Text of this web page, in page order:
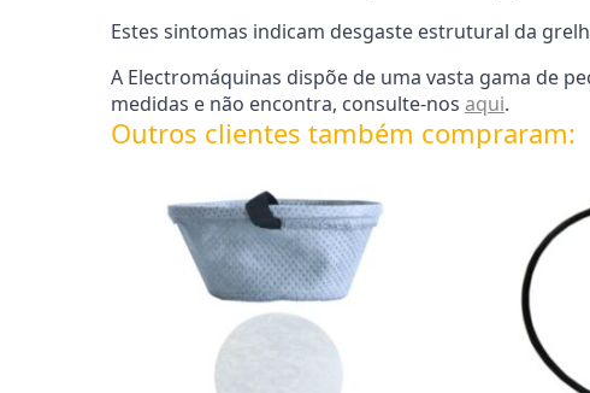
Estes sintomas indicam desgaste estrutural da
A Electromáquinas dispõe de uma vasta gama de
medidas e não encontra, consulte-nos aqui.
Outros clientes também compraram: